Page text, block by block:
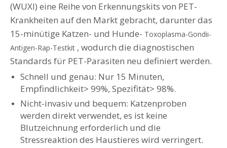
(WUXI) eine Reihe von Erkennungskits von PET-
Krankheiten auf den Markt gebracht, darunter das
15-minütige Katzen- und Hunde- Toxoplasma-Gondii-
Antigen-Rap-Testkit , wodurch die diagnostischen
Standards für PET-Parasiten neu definiert werden.
Schnell und genau: Nur 15 Minuten,
Empfindlichkeit> 99%, Spezifität> 98%.
Nicht-invasiv und bequem: Katzenproben
werden direkt verwendet, es ist keine
Blutzeichnung erforderlich und die
Stressreaktion des Haustieres wird verringert.